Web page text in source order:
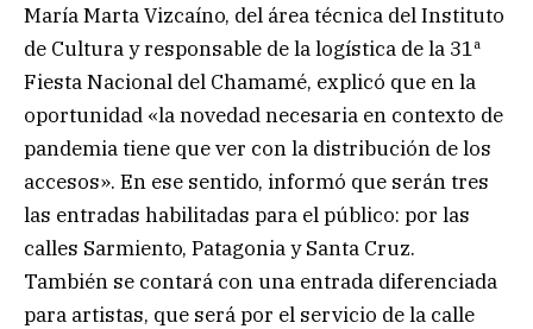
María Marta Vizcaíno, del área técnica del Instituto
de Cultura y responsable de la logística de la 31ª
Fiesta Nacional del Chamamé, explicó que en la
oportunidad «la novedad necesaria en contexto de
pandemia tiene que ver con la distribución de los
accesos». En ese sentido, informó que serán tres
las entradas habilitadas para el público: por las
calles Sarmiento, Patagonia y Santa Cruz.
También se contará con una entrada diferenciada
para artistas, que será por el servicio de la calle